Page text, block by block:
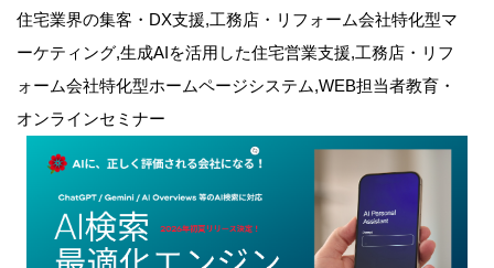
住宅業界の集客・DX支援,工務店・リフォーム会社特化型マ
ーケティング,生成AIを活用した住宅営業支援,工務店・リフ
ォーム会社特化型ホームページシステム,WEB担当者教育・
オンラインセミナー